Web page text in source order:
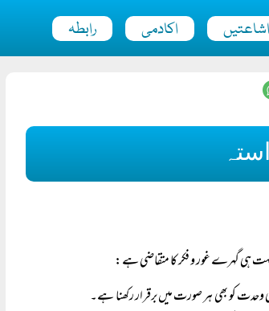
اشاعتیں اکادمی رابطہ
وحدت کو بھی ہر صورت میں برقرار رکھنا ہے۔